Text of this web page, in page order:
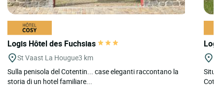
Logis Hôtel des Fuchsias
St Vaast La Hougue3 km
Sulla penisola del Cotentin... case eleganti raccontano la
storia di un hotel familiare...